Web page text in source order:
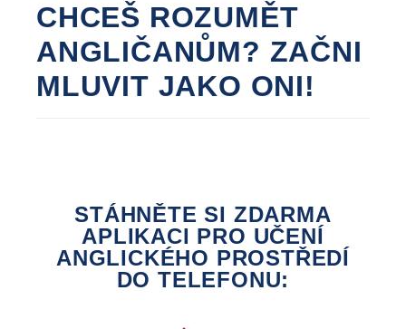
CHCEŠ ROZUMĚT
ANGLIČANŮM? ZAČNI
MLUVIT JAKO ONI!
STÁHNĚTE SI ZDARMA
APLIKACI PRO UČENÍ
ANGLICKÉHO PROSTŘEDÍ
DO TELEFONU: